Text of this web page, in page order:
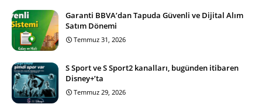
Garanti BBVA’dan Tapuda Güvenli ve Dijital Alım
Satım Dönemi
Temmuz 31, 2026
S Sport ve S Sport2 kanalları, bugünden itibaren
Disney+’ta
Temmuz 29, 2026